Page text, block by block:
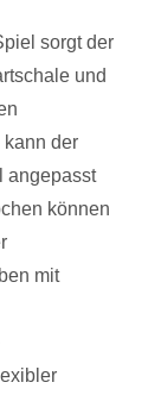
sorgt der
und
kann der
angepasst
können
mit